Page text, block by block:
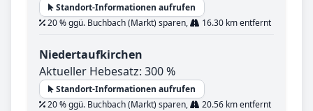
Standort-Informationen aufrufen
20 % ggü. Buchbach (Markt) sparen,
16.30 km entfernt
Niedertaufkirchen
Aktueller Hebesatz: 300 %
Standort-Informationen aufrufen
20 % ggü. Buchbach (Markt) sparen,
20.56 km entfernt